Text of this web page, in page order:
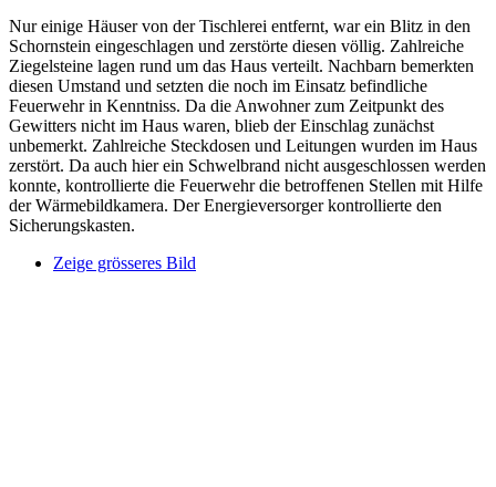
Nur einige Häuser von der Tischlerei entfernt, war ein Blitz in den
Schornstein eingeschlagen und zerstörte diesen völlig. Zahlreiche
Ziegelsteine lagen rund um das Haus verteilt. Nachbarn bemerkten
diesen Umstand und setzten die noch im Einsatz befindliche
Feuerwehr in Kenntniss. Da die Anwohner zum Zeitpunkt des
Gewitters nicht im Haus waren, blieb der Einschlag zunächst
unbemerkt. Zahlreiche Steckdosen und Leitungen wurden im Haus
zerstört. Da auch hier ein Schwelbrand nicht ausgeschlossen werden
konnte, kontrollierte die Feuerwehr die betroffenen Stellen mit Hilfe
der Wärmebildkamera. Der Energieversorger kontrollierte den
Sicherungskasten.
Zeige grösseres Bild